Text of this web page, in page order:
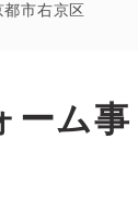
市右京区
ーム事